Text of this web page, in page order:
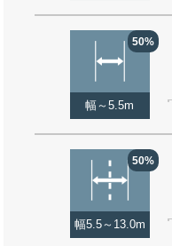
50%
幅～5.5m
50%
幅5.5～13.0m